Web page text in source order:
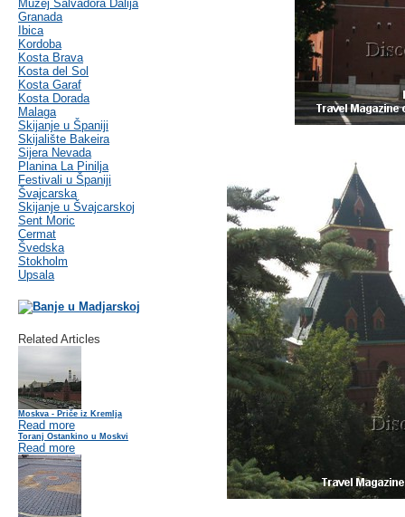
Muzej Salvadora Dalija
Granada
Ibica
Kordoba
Kosta Brava
Kosta del Sol
Kosta Garaf
Kosta Dorada
Malaga
Skijanje u Španiji
Skijalište Bakeira
Sijera Nevada
Planina La Pinilja
Festivali u Španiji
Švajcarska
Skijanje u Švajcarskoj
Sent Moric
Cermat
Švedska
Stokholm
Upsala
Related Articles
Moskva - Priče iz Kremlja
Read more
Toranj Ostankino u Moskvi
Read more